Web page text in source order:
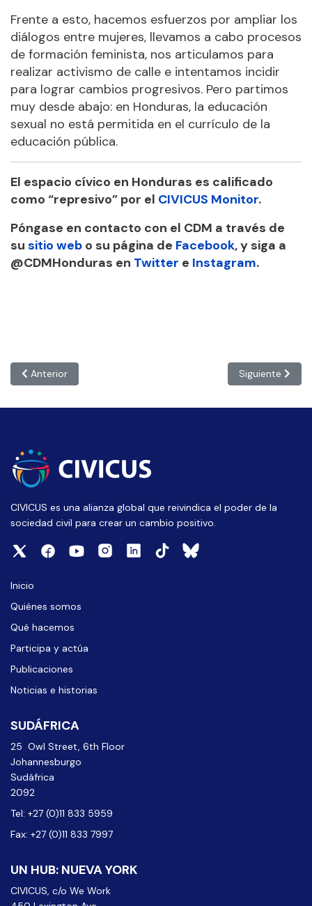
Frente a esto, hacemos esfuerzos por ampliar los
diálogos entre mujeres, llevamos a cabo procesos
de formación feminista, nos articulamos para
realizar activismo de calle e intentamos incidir
para lograr cambios progresivos. Pero partimos
muy desde abajo: en Honduras, la educación
sexual no está permitida en el currículo de la
educación pública.
El espacio cívico en Honduras es calificado
como “represivo” por el CIVICUS Monitor.
Póngase en contacto con el CDM a través de
su sitio web o su página de Facebook, y siga a
@CDMHonduras en Twitter e Instagram.
Artículo anterior: AMÉRICAS: “La Corte Interamericana de
Anterior Artículo
Siguiente
CIVICUS es una alianza global que reivindica el poder de la
sociedad civil para crear un cambio positivo.
Inicio
Quiénes somos
Qué hacemos
Participa y actúa
Publicaciones
Noticias e historias
SUDÁFRICA
25 Owl Street, 6th Floor
Johannesburgo
Sudáfrica
2092
Tel: +27 (0)11 833 5959
Fax: +27 (0)11 833 7997
UN HUB: NUEVA YORK
CIVICUS, c/o We Work